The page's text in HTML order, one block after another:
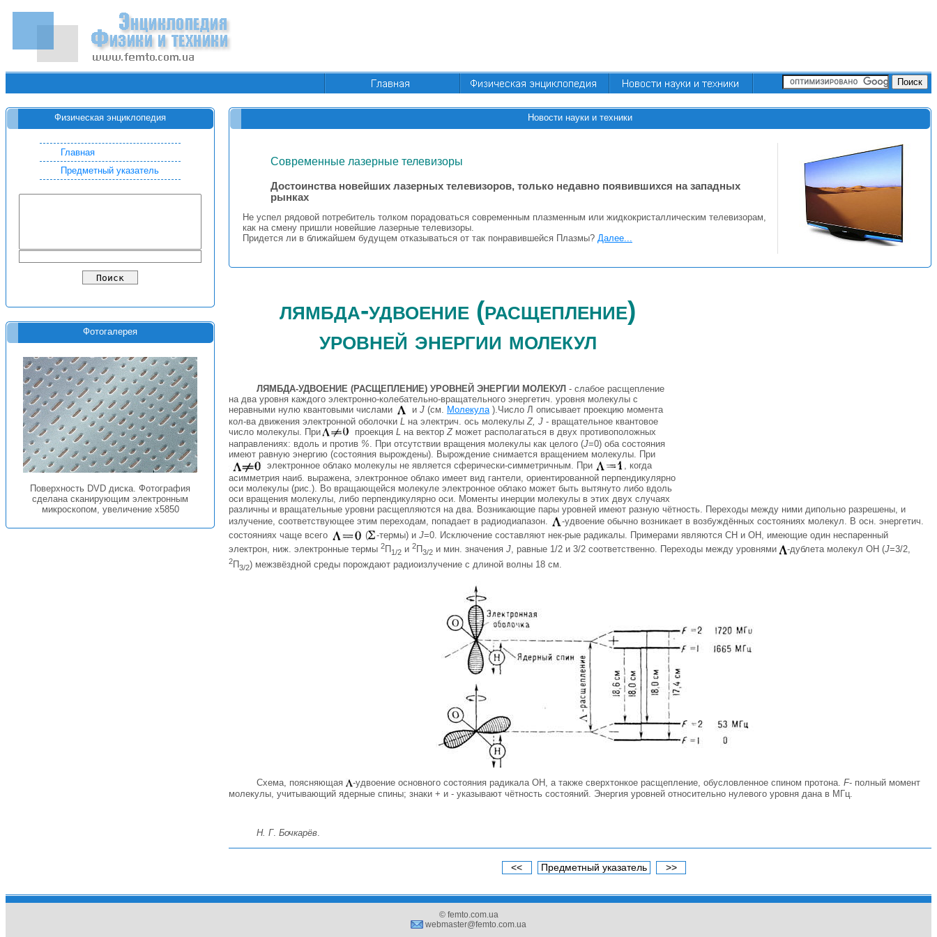
Физическая энциклопедия
Главная
Предметный указатель
Фотогалерея
Поверхность DVD диска. Фотография
сделана сканирующим электронным
микроскопом, увеличение x5850
Новости науки и техники
Современные лазерные телевизоры
Достоинства новейших лазерных телевизоров, только недавно появившихся на западных
рынках
Не успел рядовой потребитель толком порадоваться современным плазменным или жидкокристаллическим телевизорам,
как на смену пришли новейшие лазерные телевизоры.
Придется ли в ближайшем будущем отказываться от так понравившейся Плазмы? Далее...
лямбда-удвоение (расщепление)
уровней энергии молекул
ЛЯМБДА-УДВОЕНИЕ (РАСЩЕПЛЕНИЕ) УРОВНЕЙ ЭНЕРГИИ МОЛЕКУЛ - слабое расщепление
на два уровня каждого электронно-колебательно-вращательного энергетич. уровня молекулы с
неравными нулю квантовыми числами
и J (см. Молекула).Число Л описывает проекцию момента
кол-ва движения электронной оболочки L на электрич. ось молекулыZ, J - вращательное квантовое
число молекулы. При
проекция L на векторZможет располагаться в двух противоположных
направлениях: вдоль и против %. При отсутствии вращения молекулы как целого (J=0) оба состояния
имеют равную энергию (состояния вырождены). Вырождение снимается вращением молекулы. При
электронное облако молекулы не является сферически-симметричным. При
, когда
асимметрия наиб. выражена, электронное облако имеет вид гантели, ориентированной перпендикулярно
оси молекулы (рис.). Во вращающейся молекуле электронное облако может быть вытянуто либо вдоль
оси вращения молекулы, либо перпендикулярно оси. Моменты инерции молекулы в этих двух случаях
различны и вращательные уровни расщепляются на два. Возникающие пары уровней имеют разную чётность. Переходы между ними дипольно разрешены, и
излучение, соответствующее этим переходам, попадает в радиодиапазон.
-удвоение обычно возникает в возбуждённых состояниях молекул. В осн. энергетич.
состояниях чаще всего
( -термы) и J=0. Исключение составляют нек-рые радикалы. Примерами являются СН и ОН, имеющие один неспаренный
электрон, ниж. электронные термы 2П 1/2 и 2П3/2 и мин. значения J, равные 1/2 и 3/2 соответственно. Переходы между уровнями -дублета молекул ОН (J=3/2,
2П3/2) межзвёздной среды порождают радиоизлучение с длиной волны 18 см.
Схема, поясняющая -удвоение основного состояния радикала ОН, а также сверхтонкое расщепление, обусловленное спином протона. F- полный момент
молекулы, учитывающий ядерные спины; знаки + и - указывают чётность состояний. Энергия уровней относительно нулевого уровня дана в МГц.
Н. Г. Бочкарёв.
<< Предметный указатель >>
© femto.com.ua
webmaster@femto.com.ua